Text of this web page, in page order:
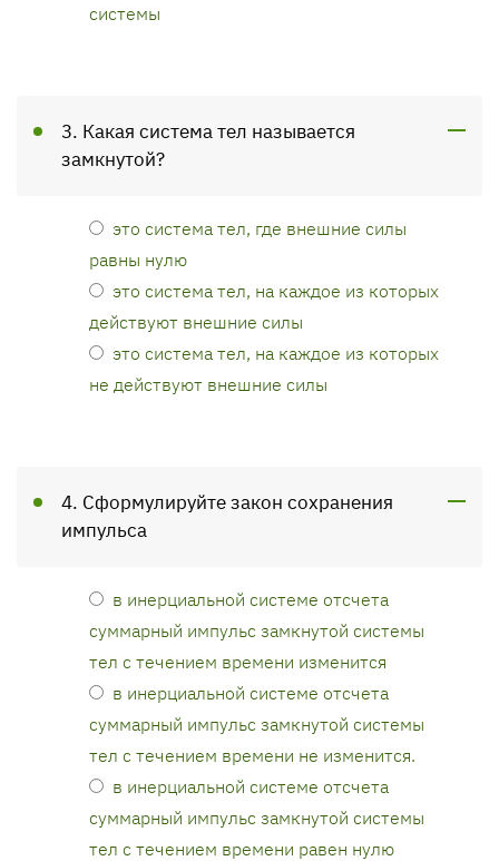
системы
3. Какая система тел называется
замкнутой?
это система тел, где внешние силы
равны нулю
это система тел, на каждое из которых
действуют внешние силы
это система тел, на каждое из которых
не действуют внешние силы
4. Сформулируйте закон сохранения
импульса
в инерциальной системе отсчета
суммарный импульс замкнутой системы
тел с течением времени изменится
в инерциальной системе отсчета
суммарный импульс замкнутой системы
тел с течением времени не изменится.
в инерциальной системе отсчета
суммарный импульс замкнутой системы
тел с течением времени равен нулю